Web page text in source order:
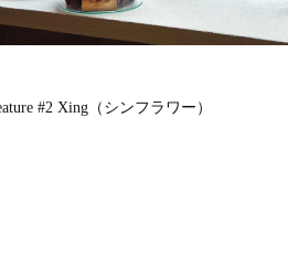
#2 Xing（シンフラワー）